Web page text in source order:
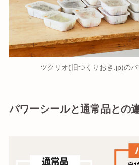
ツクリオ(旧つくりおき.jp)の
パワーシールと通常品との